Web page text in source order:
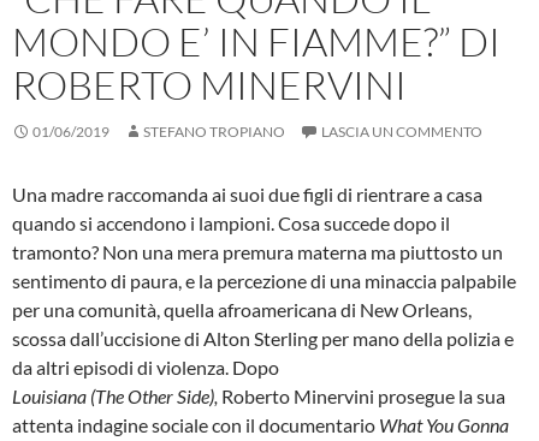
MONDO E’ IN FIAMME?” DI
ROBERTO MINERVINI
01/06/2019 STEFANO TROPIANO LASCIA UN COMMENTO
Una madre raccomanda ai suoi due figli di rientrare a casa
quando si accendono i lampioni. Cosa succede dopo il
tramonto? Non una mera premura materna ma piuttosto un
sentimento di paura, e la percezione di una minaccia palpabile
per una comunità, quella afroamericana di New Orleans,
scossa dall’uccisione di Alton Sterling per mano della polizia e
da altri episodi di violenza. Dopo
Louisiana (The Other Side), Roberto Minervini prosegue la sua
attenta indagine sociale con il documentario What You Gonna